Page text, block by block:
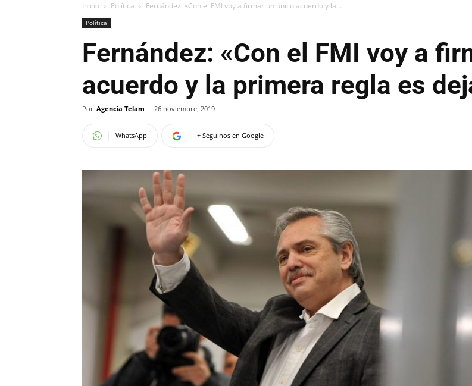
Inicio Política Fernández: «Con el FMI voy a firmar un único acuerdo y la...
Política
Fernández: «Con el FMI voy a
acuerdo y la primera regla es
Por Agencia Telam - 26 noviembre, 2019
WhatsApp + Seguinos en Google